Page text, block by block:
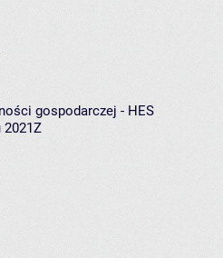
gospodarczej - HES
2021Z